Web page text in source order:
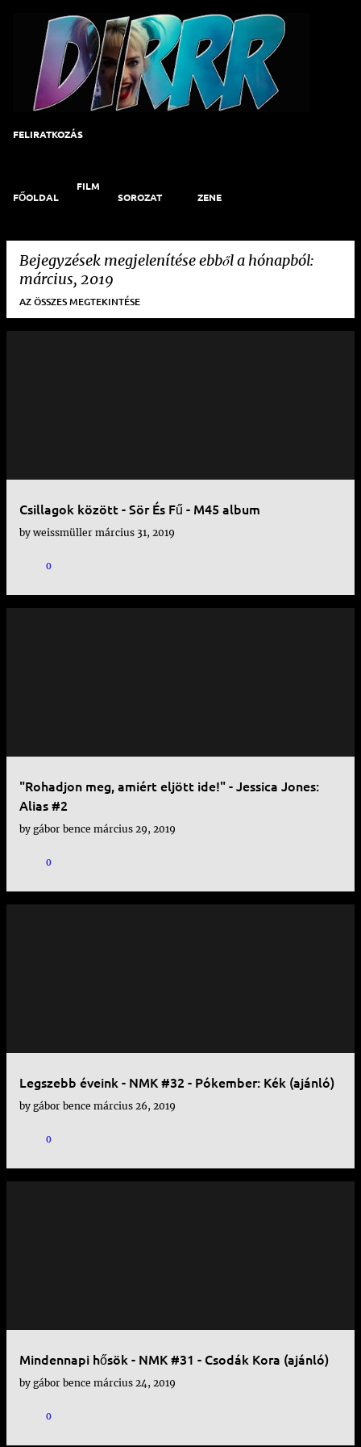
Ugrás a fő tartalomra
FELIRATKOZÁS
FŐOLDAL
FILM
SOROZAT
ZENE
Bejegyzések megjelenítése ebből a hónapból:
március, 2019
AZ ÖSSZES MEGTEKINTÉSE
e
Csillagok között - Sör És Fű - M45 album
by weissmüller március 31, 2019
0
"Rohadjon meg, amiért eljött ide!" - Jessica Jones:
Alias #2
by gábor bence március 29, 2019
0
Legszebb éveink - NMK #32 - Pókember: Kék (ajánló)
by gábor bence március 26, 2019
0
Mindennapi hősök - NMK #31 - Csodák Kora (ajánló)
by gábor bence március 24, 2019
0